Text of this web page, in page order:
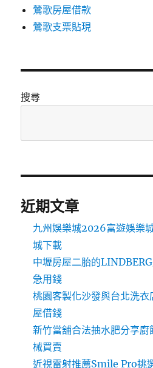
鶯歌房屋借款
鶯歌支票貼現
搜尋
近期文章
九州娛樂城2026富遊娛樂
城下載
中壢房屋二胎的
急用錢
桃園客製化沙發與台北洗
屋借錢
新竹當舖合法抽水肥分享
械買賣
近視雷射推薦Smile Pro挑